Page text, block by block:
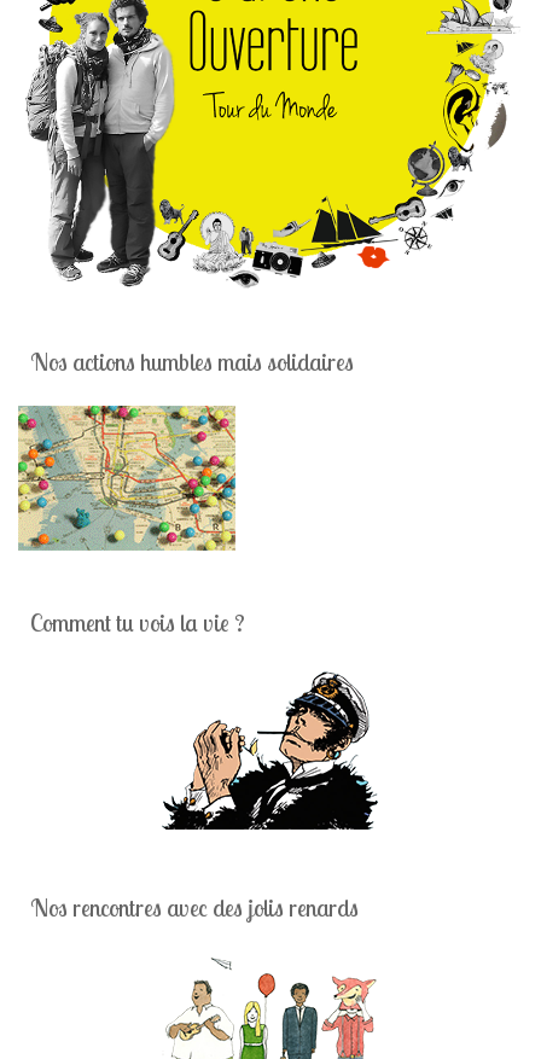
Nos actions humbles mais solidaires
Comment tu vois la vie ?
Nos rencontres avec des jolis renards